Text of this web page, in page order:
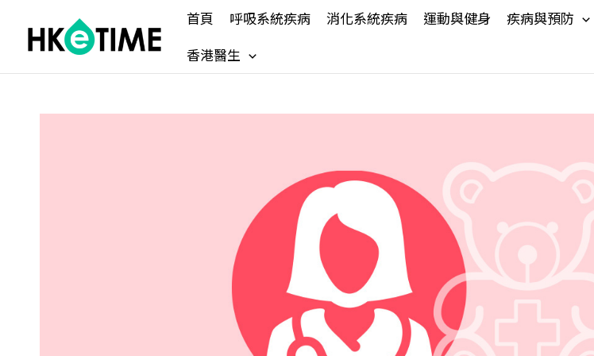
content
首頁 呼吸系統疾病 消化系統疾病 運動與健身 疾病與預防
香港醫生